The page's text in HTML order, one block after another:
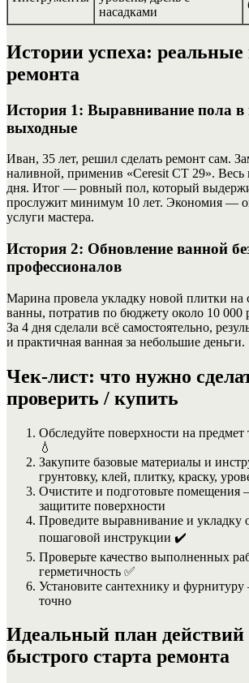
насадками
Истории успеха:
ремонта
История 1: Выравнивание пола в
выходные
Иван, 35 лет, решил сделать ремонт сам.
наливной, применив «Ceresit CT 29». Весь
дня. Итог — ровный пол, который
прослужит минимум 10 лет. Экономия —
услуги мастера.
История 2: Обновление ванной
профессионалов
Марина провела укладку новой плитки на
ванны, потратив по бюджету около 10 000
За 4 дня сделали всё самостоятельно,
и практичная ванная за небольшие деньги.
Чек-лист: что нужно
проверить / купить
Обследуйте поверхности на
💧
Закупите базовые материалы и
грунтовку, клей, плитку, краску,
Очистите и подготовьте помещения
защитите поверхности
Проведите выравнивание и укладку
пошаговой инструкции ✔️
Проверьте качество выполненных
герметичность ✅
Установите сантехнику и
точно
Идеальный план действий
быстрого старта ремонта